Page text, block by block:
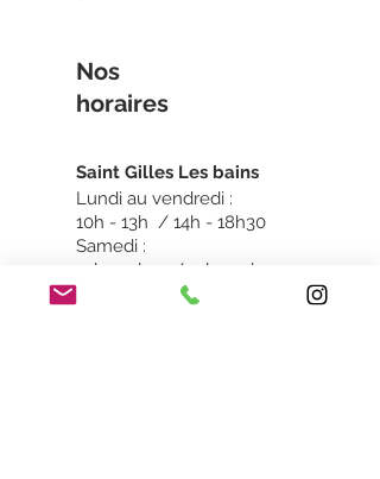
Nos
horaires
Saint Gilles Les bains
Lundi au vendredi :
10h - 13h / 14h - 18h30
Samedi :
10h - 13h30 / 14h - 19h
Dimanche : Fermé